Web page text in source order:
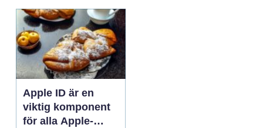
Apple ID är en
viktig komponent
för alla Apple-